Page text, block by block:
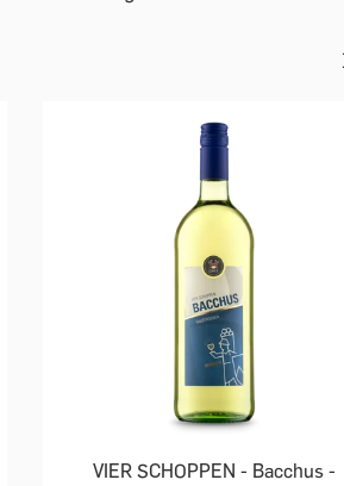
VIER SCHOPPEN - Bacchus -